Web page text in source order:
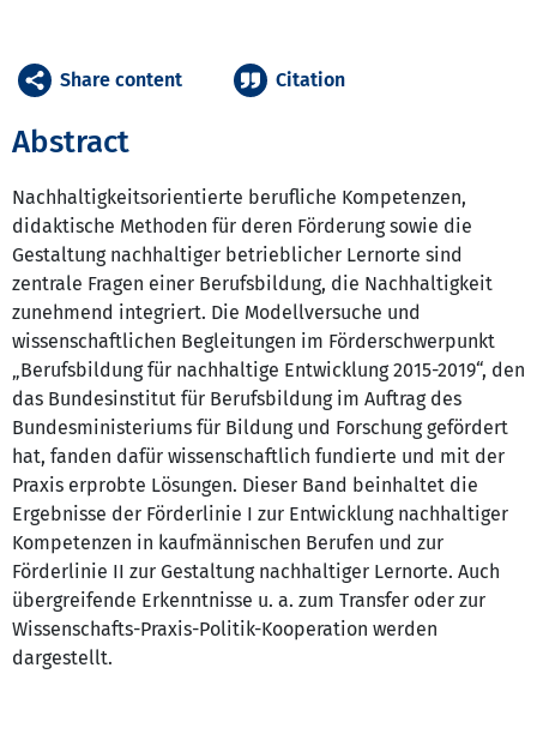
Abstract
Nachhaltigkeitsorientierte berufliche Kompetenzen,
didaktische Methoden für deren Förderung sowie die
Gestaltung nachhaltiger betrieblicher Lernorte sind
zentrale Fragen einer Berufsbildung, die Nachhaltigkeit
zunehmend integriert. Die Modellversuche und
wissenschaftlichen Begleitungen im Förderschwerpunkt
„Berufsbildung für nachhaltige Entwicklung 2015-2019“, den
das Bundesinstitut für Berufsbildung im Auftrag des
Bundesministeriums für Bildung und Forschung gefördert
hat, fanden dafür wissenschaftlich fundierte und mit der
Praxis erprobte Lösungen. Dieser Band beinhaltet die
Ergebnisse der Förderlinie I zur Entwicklung nachhaltiger
Kompetenzen in kaufmännischen Berufen und zur
Förderlinie II zur Gestaltung nachhaltiger Lernorte. Auch
übergreifende Erkenntnisse u. a. zum Transfer oder zur
Wissenschafts-Praxis-Politik-Kooperation werden
dargestellt.
Share content Citation